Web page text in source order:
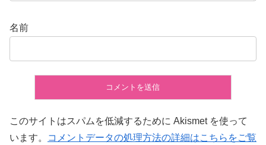
名前
このサイトはスパムを低減するために Akismet を使って
います。
コメントデータの処理方法の詳細はこちらをご覧